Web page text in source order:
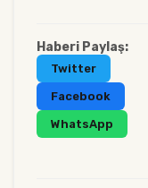
Haberi Paylaş:
Twitter
Facebook
WhatsApp